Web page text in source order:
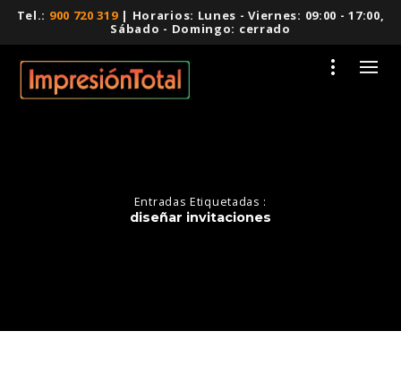
Tel.: 900 720 319| Horarios: Lunes - Viernes: 09:00 - 17:00,
Sábado - Domingo: cerrado
Entradas Etiquetadas :
diseñar invitaciones